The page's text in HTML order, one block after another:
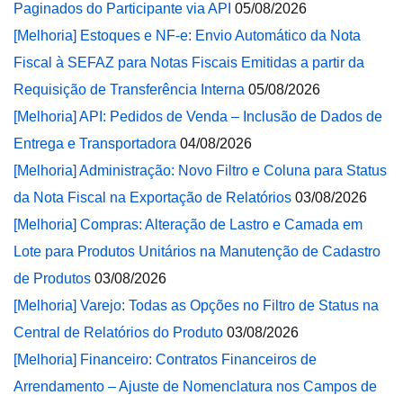
Paginados do Participante via API 05/08/2026
[Melhoria] Estoques e NF-e: Envio Automático da Nota
Fiscal à SEFAZ para Notas Fiscais Emitidas a partir da
Requisição de Transferência Interna 05/08/2026
[Melhoria] API: Pedidos de Venda – Inclusão de Dados de
Entrega e Transportadora 04/08/2026
[Melhoria] Administração: Novo Filtro e Coluna para Status
da Nota Fiscal na Exportação de Relatórios 03/08/2026
[Melhoria] Compras: Alteração de Lastro e Camada em
Lote para Produtos Unitários na Manutenção de Cadastro
de Produtos 03/08/2026
[Melhoria] Varejo: Todas as Opções no Filtro de Status na
Central de Relatórios do Produto 03/08/2026
[Melhoria] Financeiro: Contratos Financeiros de
Arrendamento – Ajuste de Nomenclatura nos Campos de